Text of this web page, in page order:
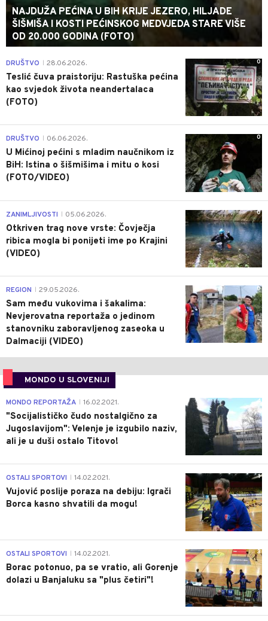
NAJDUŽA PEĆINA U BIH KRIJE JEZERO, HILJADE
ŠIŠMIŠA I KOSTI PEĆINSKOG MEDVJEDA STARE VIŠE
OD 20.000 GODINA (FOTO)
0
DRUŠTVO 28.06.2026.
Teslić čuva praistoriju: Rastuška pećina
kao svjedok života neandertalaca
(FOTO)
0
DRUŠTVO 06.06.2026.
U Mićinoj pećini s mladim naučnikom iz
BiH: Istina o šišmišima i mitu o kosi
(FOTO/VIDEO)
0
ZANIMLJIVOSTI 05.06.2026.
Otkriven trag nove vrste: Čovječja
ribica mogla bi ponijeti ime po Krajini
(VIDEO)
0
REGION 29.05.2026.
Sam među vukovima i šakalima:
Nevjerovatna reportaža o jedinom
stanovniku zaboravljenog zaseoka u
Dalmaciji (VIDEO)
MONDO U SLOVENIJI
4
MONDO REPORTAŽA 16.02.2021.
"Socijalističko čudo nostalgično za
Jugoslavijom": Velenje je izgubilo naziv,
ali je u duši ostalo Titovo!
1
OSTALI SPORTOVI 14.02.2021.
Vujović poslije poraza na debiju: Igrači
Borca kasno shvatili da mogu!
3
OSTALI SPORTOVI 14.02.2021.
Borac potonuo, pa se vratio, ali Gorenje
dolazi u Banjaluku sa "plus četiri"!